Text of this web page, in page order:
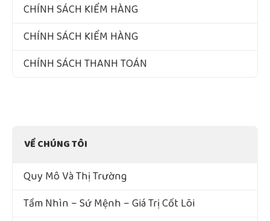
CHÍNH SÁCH KIỂM HÀNG
CHÍNH SÁCH KIỂM HÀNG
CHÍNH SÁCH THANH TOÁN
VỀ CHÚNG TÔI
Quy Mô Và Thị Trường
Tầm Nhìn – Sứ Mệnh – Giá Trị Cốt Lõi